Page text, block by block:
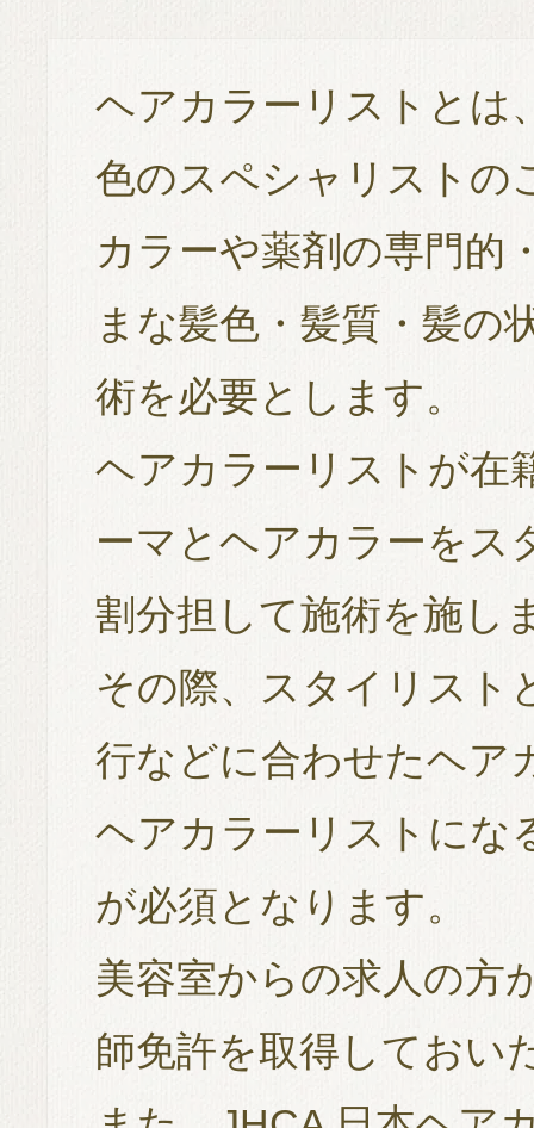
ヘアカラーリストとは
色のスペシャリストの
カラーや薬剤の専門的
まな髪色・髪質・髪の
術を必要とします。
ヘアカラーリストが在
ーマとヘアカラーをス
割分担して施術を施し
その際、スタイリスト
行などに合わせたヘア
ヘアカラーリストにな
が必須となります。
美容室からの求人の方
師免許を取得しておい